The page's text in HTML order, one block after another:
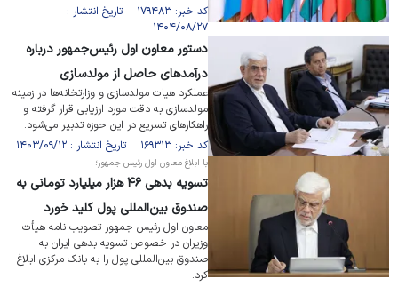
کد خبر: ۱۷۹۴۸۳ تاریخ انتشار :
۱۴۰۴/۰۸/۲۷
دستور معاون اول رئیس‌جمهور درباره
درآمد‌های حاصل از مولدسازی
عملکرد هیات مولدسازی و وزارتخانه‌ها در زمینه
مولدسازی به دقت مورد ارزیابی قرار گرفته و
راهکار‌های تسریع در این حوزه تدبیر می‌شود.
کد خبر: ۱۶۹۳۱۳ تاریخ انتشار : ۱۴۰۳/۰۹/۱۲
با ابلاغ معاون اول رئیس جمهور؛
تسویه بدهی ۴۶ هزار میلیارد تومانی به
صندوق بین‌المللی پول کلید خورد
معاون اول رئیس جمهور تصویب نامه هیأت
وزیران در خصوص تسویه بدهی ایران به
صندوق بین‌المللی پول را به بانک مرکزی ابلاغ
کرد.